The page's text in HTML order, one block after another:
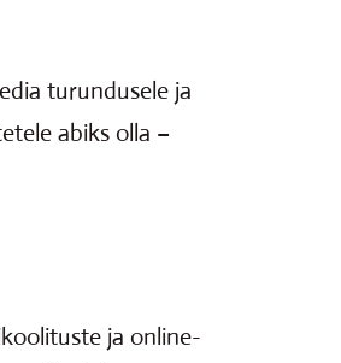
turundusele ja
abiks olla –
ja online-